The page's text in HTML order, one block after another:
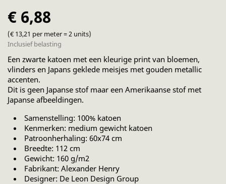
€ 6,88
(€ 13,21 per meter = 2 units)
Inclusief belasting
Een zwarte katoen met een kleurige print van bloemen,
vlinders en Japans geklede meisjes met gouden metallic
accenten.
Dit is geen Japanse stof maar een Amerikaanse stof met
Japanse afbeeldingen.
Samenstelling: 100% katoen
Kenmerken: medium gewicht katoen
Patroonherhaling: 60x74 cm
Breedte: 112 cm
Gewicht: 160 g/m2
Fabrikant: Alexander Henry
Designer: De Leon Design Group